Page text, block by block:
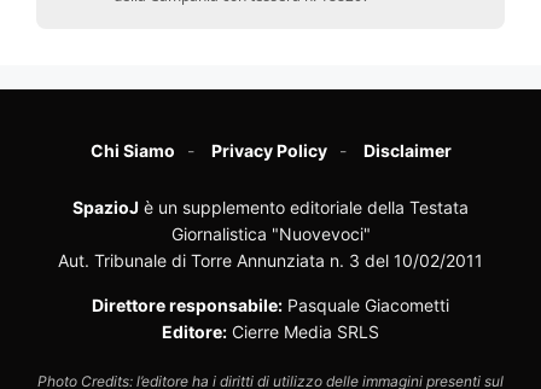
Chi Siamo Privacy Policy Disclaimer
SpazioJ è un supplemento editoriale della Testata
Giornalistica "Nuovevoci"
Aut. Tribunale di Torre Annunziata n. 3 del 10/02/2011
Direttore responsabile: Pasquale Giacometti
Editore: Cierre Media SRLS
Photo Credits: l’editore ha i diritti di utilizzo delle immagini presenti sul